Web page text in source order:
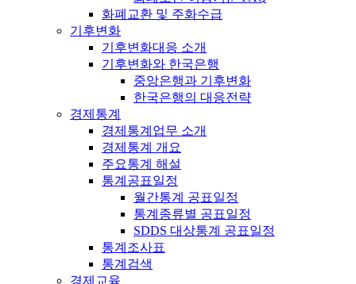
화폐교환 및 주화수급
기후변화
기후변화대응 소개
기후변화와 한국은행
중앙은행과 기후변화
한국은행의 대응전략
경제통계
경제통계업무 소개
경제통계 개요
주요통계 해설
통계공표일정
월간통계 공표일정
통계종류별 공표일정
SDDS 대상통계 공표일정
통계조사표
통계검색
경제교육